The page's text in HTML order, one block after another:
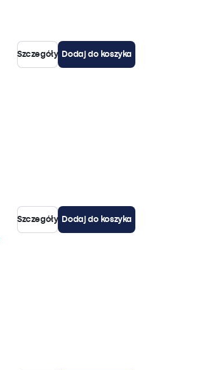
Szczegóły Dodaj do koszyka
Szczegóły Dodaj do koszyka